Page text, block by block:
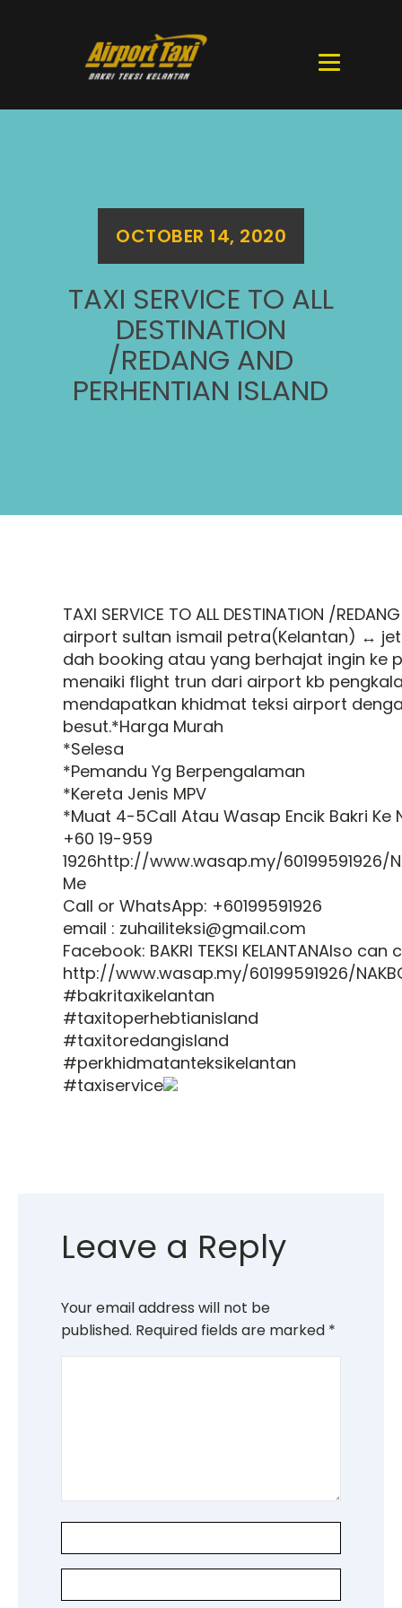
OCTOBER 14, 2020
TAXI SERVICE TO ALL
DESTINATION
/REDANG AND
PERHENTIAN ISLAND
TAXI SERVICE TO ALL DESTINATION /
airport sultan ismail petra(Kelantan) ↔️
dah booking atau yang berhajat ingin ke
menaiki flight trun dari airport kb
mendapatkan khidmat teksi airport
besut.*Harga Murah
*Selesa
*Pemandu Yg Berpengalaman
*Kereta Jenis MPV
*Muat 4-5Call Atau Wasap Encik Bakri Ke
+60 19-959
1926http://www.wasap.my/60199591926/
Me
Call or WhatsApp: +60199591926
email : zuhailiteksi@gmail.com
Facebook: BAKRI TEKSI KELANTANAlso can
http://www.wasap.my/60199591926/
#bakritaxikelantan
#taxitoperhebtianisland
#taxitoredangisland
#perkhidmatanteksikelantan
#taxiservice
Leave a Reply
Your email address will not be
published. Required fields are marked *